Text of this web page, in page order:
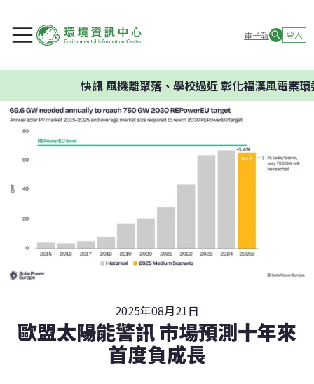
電子報 登入
快訊風機離聚落、學校過近 彰化福漢風電案環委建
2025年08月21日
歐盟太陽能警訊 市場預測十年來
首度負成長